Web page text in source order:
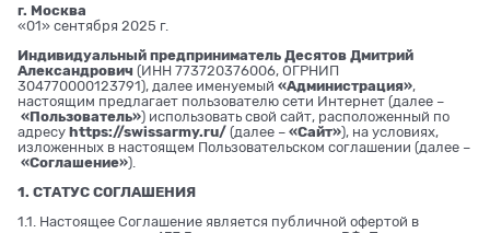
г. Москва
«01» сентября 2025 г.
Индивидуальный предприниматель Десятов Дмитрий
Александрович (ИНН 773720376006, ОГРНИП
304770000123791), далее именуемый «Администрация»,
настоящим предлагает пользователю сети Интернет (далее –
«Пользователь») использовать свой сайт, расположенный по
адресу https://swissarmy.ru/ (далее – «Сайт»), на условиях,
изложенных в настоящем Пользовательском соглашении (далее –
«Соглашение»).
1. СТАТУС СОГЛАШЕНИЯ
1.1. Настоящее Соглашение является публичной офертой в